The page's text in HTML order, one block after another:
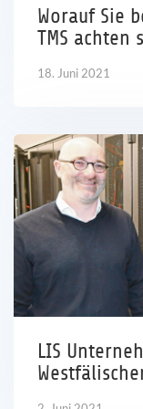
Worauf Sie
TMS achten
18. Juni 2021
LIS